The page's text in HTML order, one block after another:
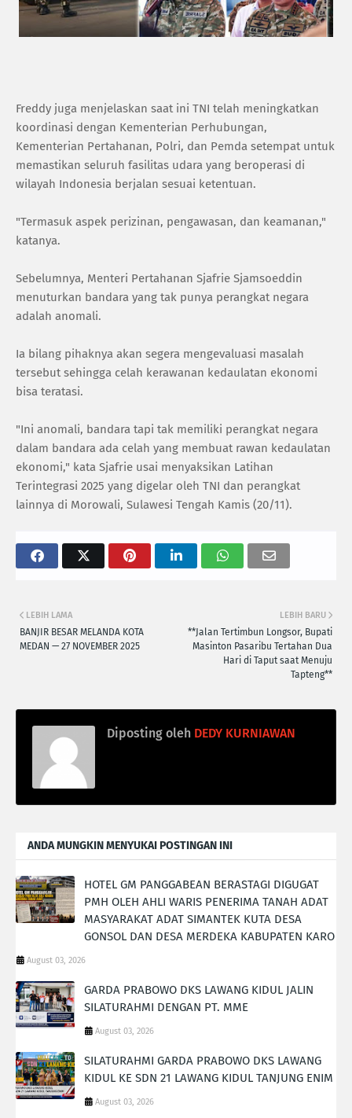
Freddy juga menjelaskan saat ini TNI telah meningkatkan
koordinasi dengan Kementerian Perhubungan,
Kementerian Pertahanan, Polri, dan Pemda setempat untuk
memastikan seluruh fasilitas udara yang beroperasi di
wilayah Indonesia berjalan sesuai ketentuan.
"Termasuk aspek perizinan, pengawasan, dan keamanan,"
katanya.
Sebelumnya, Menteri Pertahanan Sjafrie Sjamsoeddin
menuturkan bandara yang tak punya perangkat negara
adalah anomali.
Ia bilang pihaknya akan segera mengevaluasi masalah
tersebut sehingga celah kerawanan kedaulatan ekonomi
bisa teratasi.
"Ini anomali, bandara tapi tak memiliki perangkat negara
dalam bandara ada celah yang membuat rawan kedaulatan
ekonomi," kata Sjafrie usai menyaksikan Latihan
Terintegrasi 2025 yang digelar oleh TNI dan perangkat
lainnya di Morowali, Sulawesi Tengah Kamis (20/11).
LEBIH BARU
**Jalan Tertimbun Longsor, Bupati
Masinton Pasaribu Tertahan Dua
Hari di Taput saat Menuju
Tapteng**
LEBIH LAMA
BANJIR BESAR MELANDA KOTA
MEDAN — 27 NOVEMBER 2025
Diposting oleh DEDY KURNIAWAN
ANDA MUNGKIN MENYUKAI POSTINGAN INI
HOTEL GM PANGGABEAN BERASTAGI DIGUGAT
PMH OLEH AHLI WARIS PENERIMA TANAH ADAT
MASYARAKAT ADAT SIMANTEK KUTA DESA
GONSOL DAN DESA MERDEKA KABUPATEN KARO
August 03, 2026
GARDA PRABOWO DKS LAWANG KIDUL JALIN
SILATURAHMI DENGAN PT. MME
August 03, 2026
SILATURAHMI GARDA PRABOWO DKS LAWANG
KIDUL KE SDN 21 LAWANG KIDUL TANJUNG ENIM
August 03, 2026